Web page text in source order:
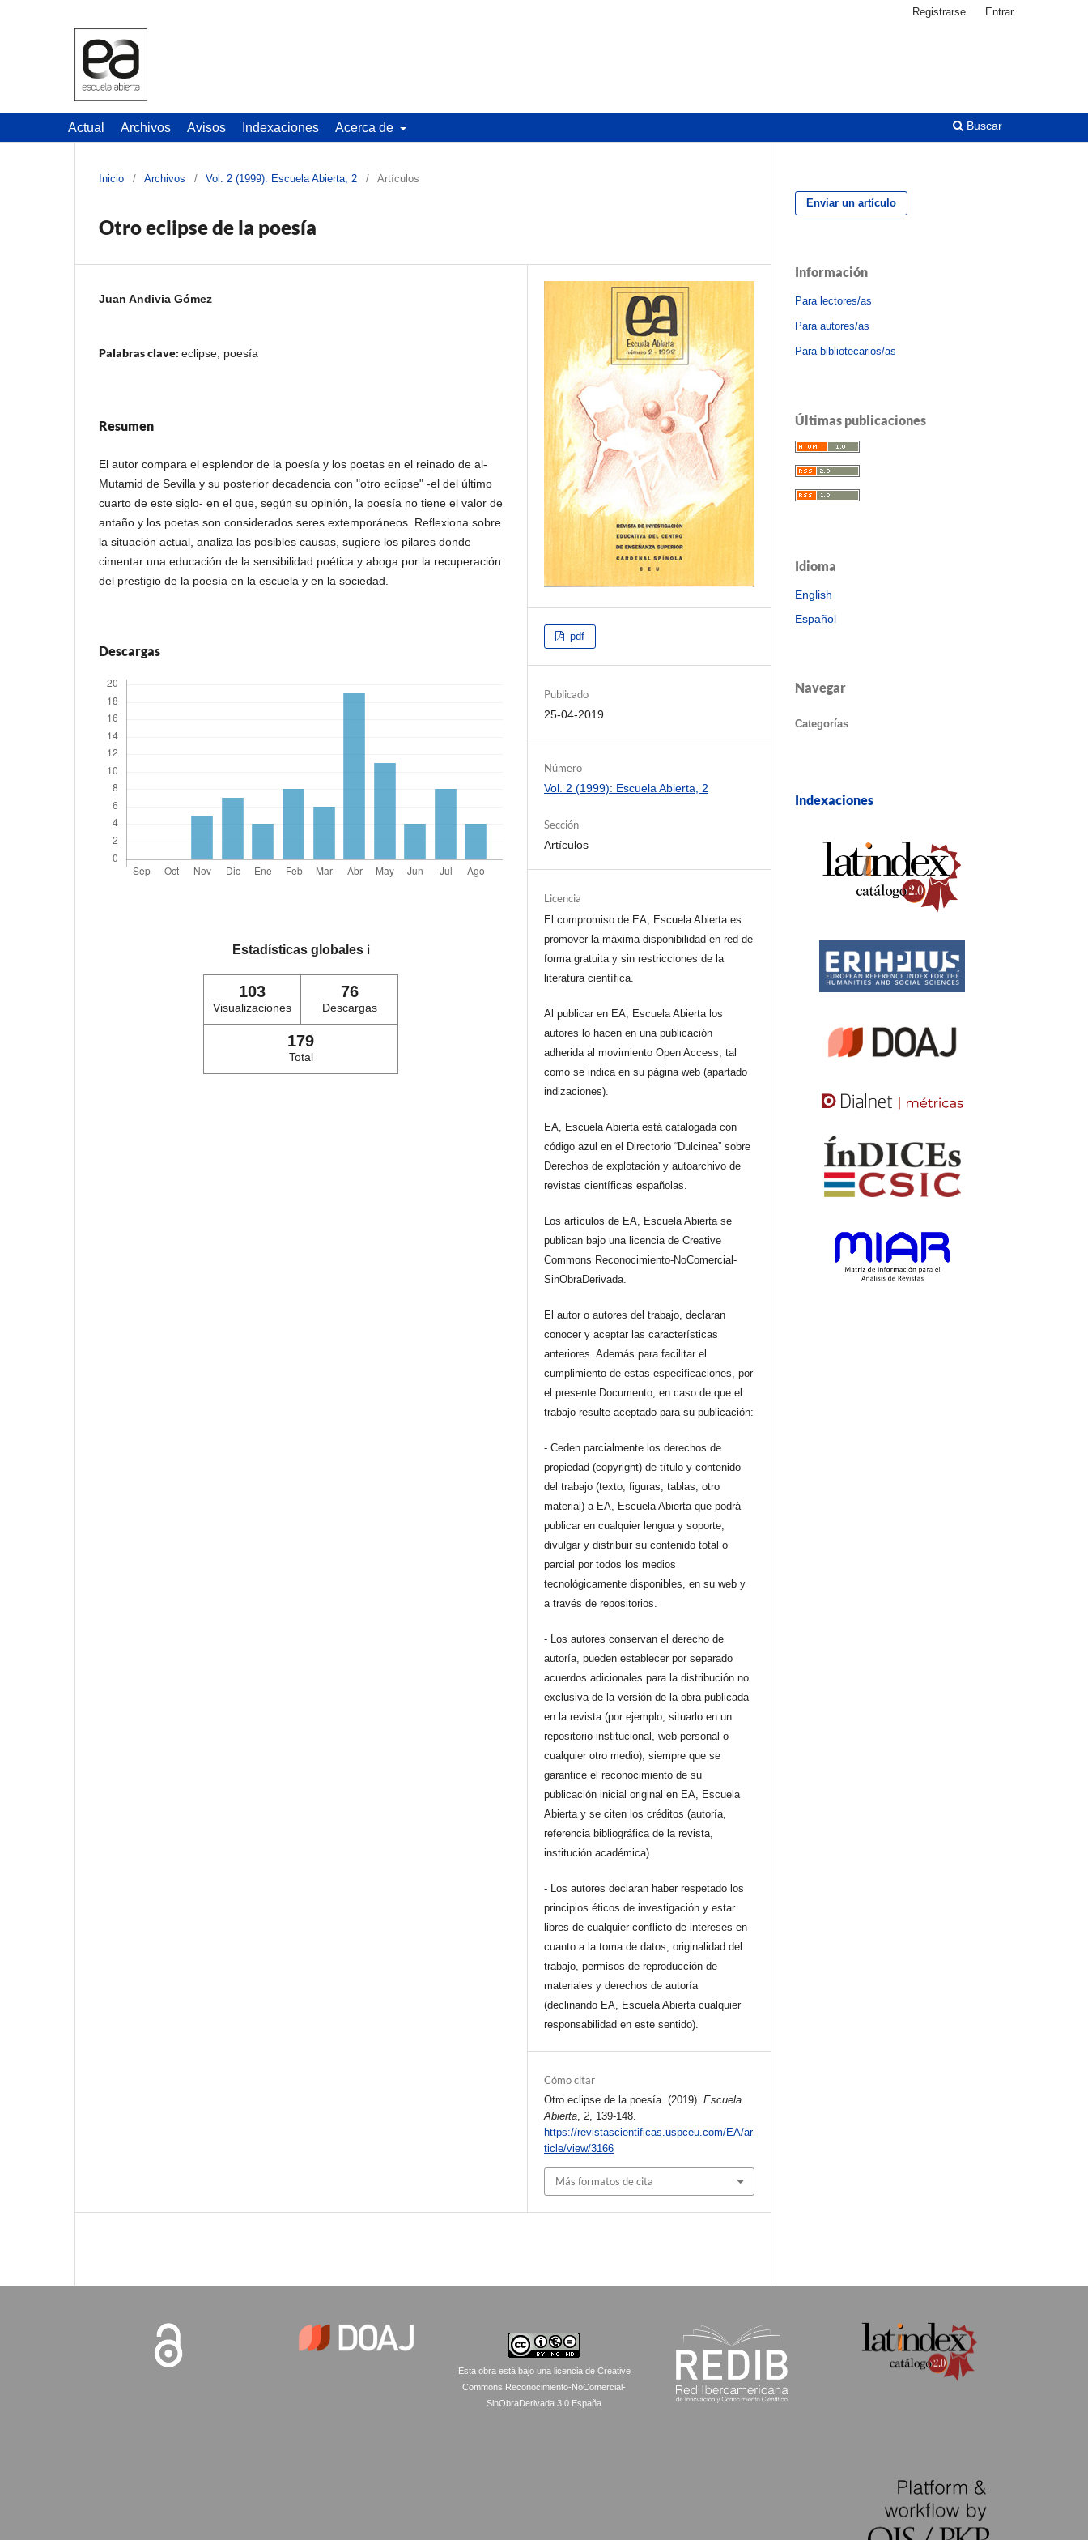
Actual Archivos Avisos Indexaciones Acerca de Buscar
Registrarse Entrar
Inicio / Archivos / Vol. 2 (1999): Escuela Abierta, 2 / Artículos
Otro eclipse de la poesía
Juan Andivia Gómez
Palabras clave: eclipse, poesía
Resumen
El autor compara el esplendor de la poesía y los poetas en el reinado de al-
Mutamid de Sevilla y su posterior decadencia con "otro eclipse" -el del último
cuarto de este siglo- en el que, según su opinión, la poesía no tiene el valor de
antaño y los poetas son considerados seres extemporáneos. Reflexiona sobre
la situación actual, analiza las posibles causas, sugiere los pilares donde
cimentar una educación de la sensibilidad poética y aboga por la recuperación
del prestigio de la poesía en la escuela y en la sociedad.
Descargas
Estadísticas globales ℹ️
103
Visualizaciones
76
Descargas
179
Total
pdf
Publicado
25-04-2019
Número
Vol. 2 (1999): Escuela Abierta, 2
Sección
Artículos
Licencia
El compromiso de EA, Escuela Abierta es
promover la máxima disponibilidad en red de
forma gratuita y sin restricciones de la
literatura científica.
Al publicar en EA, Escuela Abierta los
autores lo hacen en una publicación
adherida al movimiento Open Access, tal
como se indica en su página web (apartado
indizaciones).
EA, Escuela Abierta está catalogada con
código azul en el Directorio “Dulcinea” sobre
Derechos de explotación y autoarchivo de
revistas científicas españolas.
Los artículos de EA, Escuela Abierta se
publican bajo una licencia de Creative
Commons Reconocimiento-NoComercial-
SinObraDerivada.
El autor o autores del trabajo, declaran
conocer y aceptar las características
anteriores. Además para facilitar el
cumplimiento de estas especificaciones, por
el presente Documento, en caso de que el
trabajo resulte aceptado para su publicación:
- Ceden parcialmente los derechos de
propiedad (copyright) de título y contenido
del trabajo (texto, figuras, tablas, otro
material) a EA, Escuela Abierta que podrá
publicar en cualquier lengua y soporte,
divulgar y distribuir su contenido total o
parcial por todos los medios
tecnológicamente disponibles, en su web y
a través de repositorios.
- Los autores conservan el derecho de
autoría, pueden establecer por separado
acuerdos adicionales para la distribución no
exclusiva de la versión de la obra publicada
en la revista (por ejemplo, situarlo en un
repositorio institucional, web personal o
cualquier otro medio), siempre que se
garantice el reconocimiento de su
publicación inicial original en EA, Escuela
Abierta y se citen los créditos (autoría,
referencia bibliográfica de la revista,
institución académica).
- Los autores declaran haber respetado los
principios éticos de investigación y estar
libres de cualquier conflicto de intereses en
cuanto a la toma de datos, originalidad del
trabajo, permisos de reproducción de
materiales y derechos de autoría
(declinando EA, Escuela Abierta cualquier
responsabilidad en este sentido).
Cómo citar
Otro eclipse de la poesía. (2019).Escuela
Abierta,2, 139-148.
https://revistascientificas.uspceu.com/EA/ar
ticle/view/3166
Más formatos de cita
Enviar un artículo
Información
Para lectores/as
Para autores/as
Para bibliotecarios/as
Últimas publicaciones
Idioma
English
Español
Navegar
Categorías
Indexaciones
Esta obra está bajo una licencia de Creative
Commons Reconocimiento-NoComercial-
SinObraDerivada 3.0 España